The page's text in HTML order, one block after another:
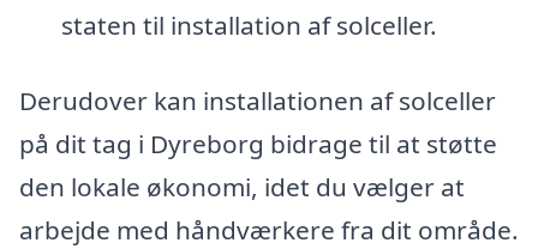
staten til installation af solceller.
Derudover kan installationen af solceller
på dit tag i Dyreborg bidrage til at støtte
den lokale økonomi, idet du vælger at
arbejde med håndværkere fra dit område.